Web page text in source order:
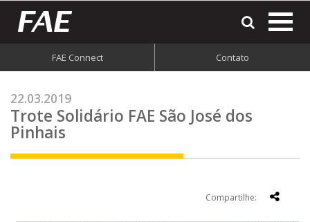
FAE Connect Contato
22.03.2019
Trote Solidário FAE São José dos
Pinhais
Compartilhe: